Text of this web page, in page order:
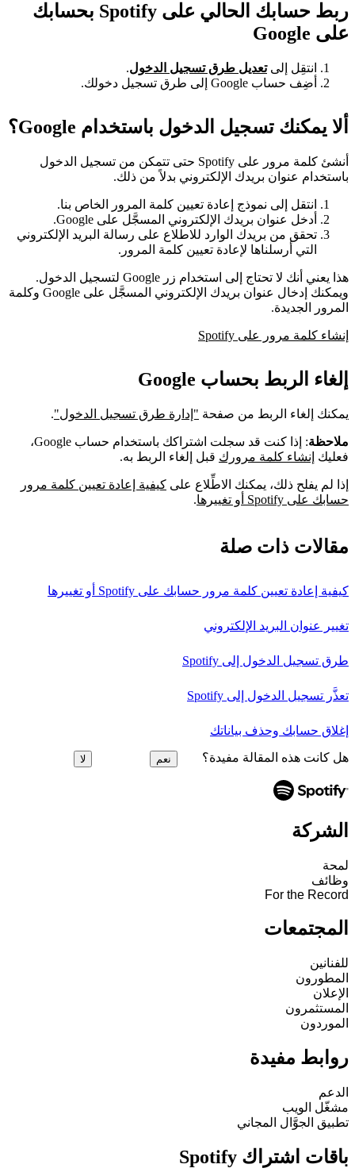
ربط حسابك الحالي على Spotify بحسابك
على Google
انتقِل إلىتعديل طرق تسجيل الدخول.
أضِف حساب Google إلى طرق تسجيل دخولك.
ألا يمكنك تسجيل الدخول باستخدام Google؟
أنشئ كلمة مرور على Spotify حتى تتمكن من تسجيل الدخول
باستخدام عنوان بريدك الإلكتروني بدلاً من ذلك.
انتقل إلى نموذج إعادة تعيين كلمة المرور الخاص بنا.
أدخل عنوان بريدك الإلكتروني المسجَّل على Google.
تحقق من بريدك الوارد للاطلاع على رسالة البريد الإلكتروني
التي أرسلناها لإعادة تعيين كلمة المرور.
هذا يعني أنك لا تحتاج إلى استخدام زر Google لتسجيل الدخول.
ويمكنك إدخال عنوان بريدك الإلكتروني المسجَّل على Google وكلمة
المرور الجديدة.
إنشاء كلمة مرور على Spotify
إلغاء الربط بحساب Google
يمكنك إلغاء الربط من صفحة "إدارة طرق تسجيل الدخول".
ملاحظة
: إذا كنت قد سجلت اشتراكك باستخدام حساب Google،
فعليك إنشاء كلمة مرورك قبل إلغاء الربط به.
إذا لم يفلح ذلك، يمكنك الاطِّلاع على كيفية إعادة تعيين كلمة مرور
حسابك على Spotify أو تغييرها
.
مقالات ذات صلة
كيفية إعادة تعيين كلمة مرور حسابك على Spotify أو تغييرها
تغيير عنوان البريد الإلكتروني
طرق تسجيل الدخول إلى Spotify
تعذَّر تسجيل الدخول إلى Spotify
إغلاق حسابك وحذف بياناتك
هل كانت هذه المقالة مفيدة؟ نعم لا
الشركة
لمحة
وظائف
For the Record
المجتمعات
للفنانين
المطورون
الإعلان
المستثمرون
الموردون
روابط مفيدة
الدعم
مشغّل الويب
تطبيق الجوَّال المجاني
باقات اشتراك Spotify